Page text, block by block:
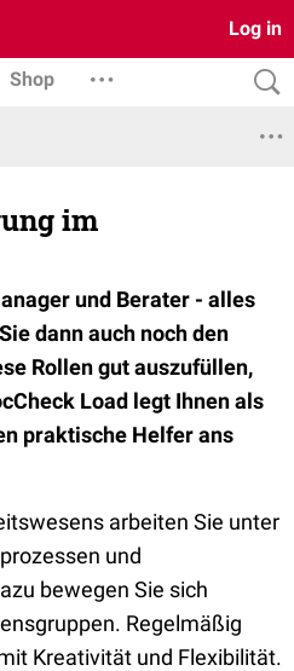
Log in
Shop
im
und Berater - alles
dann auch noch den
Rollen gut auszufüllen,
Load legt Ihnen als
praktische Helfer ans
arbeiten Sie unter
und
bewegen Sie sich
Regelmäßig
Kreativität und Flexibilität.